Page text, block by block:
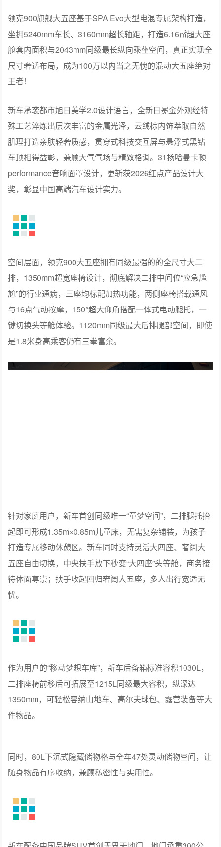
舱套内面积与2043mm同级最长纵向乘坐空间，真正实现全
尺寸奢适布局，成为100万以内当之无愧的混动大五座绝对
王者！
新车承袭都市旭日美学2.0设计语言，全新日冕金外观经特
肌理打造亲肤轻奢质感，贯穿式科技交互屏与悬浮式黑钻
车顶相得益彰，兼顾大气气场与精致格调。31扬哈曼卡顿
performance音响面罩设计，更斩获2026红点产品设计大
奖，彰显中国高端汽车设计实力。
空间层面，领克900大五座拥有同级最强的的全尺寸大二
尬”的行业通病，三座均标配加热功能，两侧座椅搭载通风
与16点气动按摩，150°超大仰角搭配一体式电动腿托，一
键切换头等舱体验。1120mm同级最大后排腿部空间，即使
是1.8米身高乘客仍有三拳富余。
打造专属移动休憩区。新车同时支持灵活大四座、奢阔大
五座自由切换，中央扶手放下秒变“大四座”头等舱，商务接
待体面尊崇；扶手收起回归奢阔大五座，多人出行宽适无
忧。
作为用户的“移动梦想车库”，新车后备箱标准容积1030L，
1350mm，可轻松容纳山地车、高尔夫球包、露营装备等大
件物品。
新车配备中国品牌SUV首创无界天地门，地门承重300公